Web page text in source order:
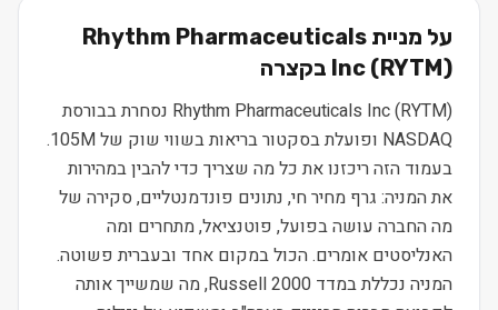
על מניית Rhythm Pharmaceuticals
Inc (RYTM) בקצרה
Rhythm Pharmaceuticals Inc (RYTM) נסחרת בבורסת
NASDAQ ופועלת בסקטור בריאות בשווי שוק של 105M.
בעמוד הזה ריכזנו את כל מה שצריך כדי להבין במהירות
את המניה: גרף מחיר חי, נתונים פונדמנטליים, סקירה של
מה החברה עושה בפועל, פוטנציאל, מתחרים ומה
האנליסטים אומרים. הכול במקום אחד ובעברית פשוטה.
המניה נכללת במדד Russell 2000, מה שמשייך אותה